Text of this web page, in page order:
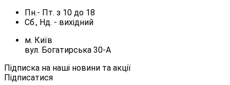
Пн.- Пт. з 10 до 18
Сб., Нд. - вихідний
м. Київ
вул. Богатирська 30-А
Підписка на наші новини та акції
Підписатися